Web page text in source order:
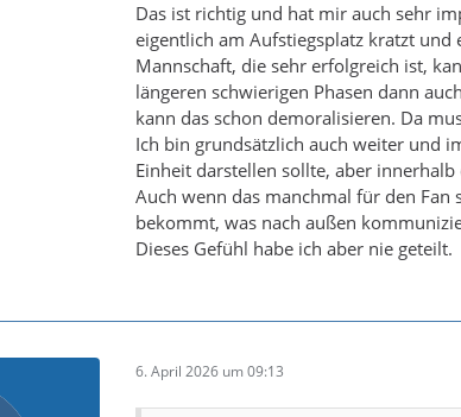
Das ist richtig und hat mir auch sehr
eigentlich am Aufstiegsplatz kratzt und
Mannschaft, die sehr erfolgreich ist,
längeren schwierigen Phasen dann
kann das schon demoralisieren. Da
Ich bin grundsätzlich auch weiter und
Einheit darstellen sollte, aber
Auch wenn das manchmal für den Fan
bekommt, was nach außen
Dieses Gefühl habe ich aber nie geteilt.
6. April 2026 um 09:13